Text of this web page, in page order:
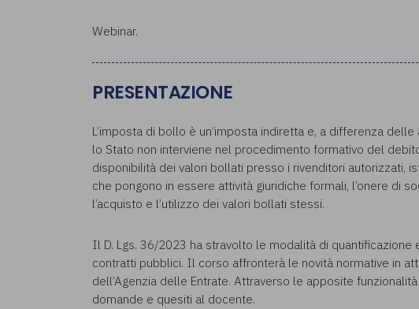
Webinar.
PRESENTAZIONE
L’imposta di bollo è un’imposta indiretta e, a differenza
lo Stato non interviene nel procedimento formativo del
disponibilità dei valori bollati presso i rivenditori autorizzati,
che pongono in essere attività giuridiche formali, l’onere di
l’acquisto e l’utilizzo dei valori bollati stessi.
Il D. Lgs. 36/2023 ha stravolto le modalità di
contratti pubblici. Il corso affronterà le novità normative in
dell’Agenzia delle Entrate. Attraverso le apposite
domande e quesiti al docente.